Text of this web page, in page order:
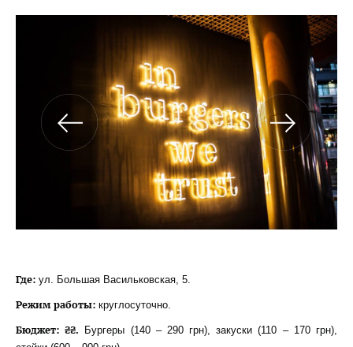
Где: ул. Большая Васильковская, 5.
Режим работы: круглосуточно.
Бюджет: ₴₴. Бургеры (140 – 290 грн), закуски (110 – 170 грн),